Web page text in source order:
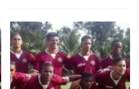
Jarabacoa
FC
dio
un
paso